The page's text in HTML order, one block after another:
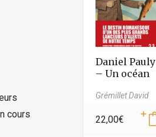
cours
Daniel Pauly
– Un océan
Grémillet David
22,00€